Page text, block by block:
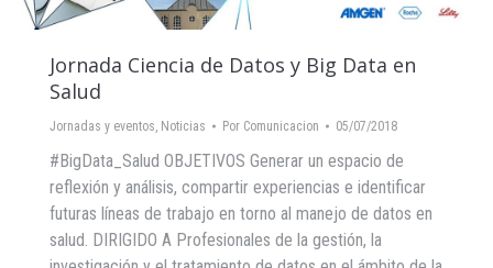
Jornada Ciencia de Datos y Big Data en
Salud
Jornadas y eventos, Noticias Por Comunicacion 05/07/2018
#BigData_Salud OBJETIVOS Generar un espacio de
reflexión y análisis, compartir experiencias e identificar
futuras líneas de trabajo en torno al manejo de datos en
salud. DIRIGIDO A Profesionales de la gestión, la